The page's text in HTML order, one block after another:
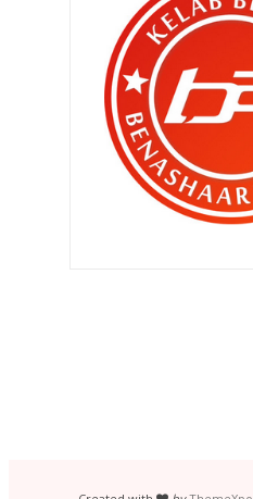
►Ogos 2012
►
Julai 2012
►
Jun 2012
(220)
Mei 2012
(281)
▼ April 2012
Daddy jahat !!
Kerana